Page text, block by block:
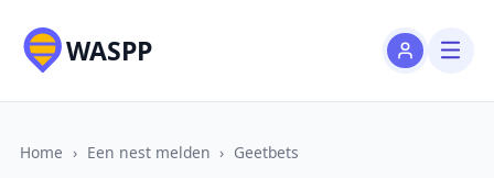
WASPP
Home › Een nest melden › Geetbets